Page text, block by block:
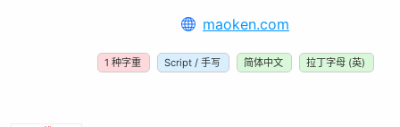
maoken.com
1 种字重 Script / 手写 简体中文 拉丁字母 (英)